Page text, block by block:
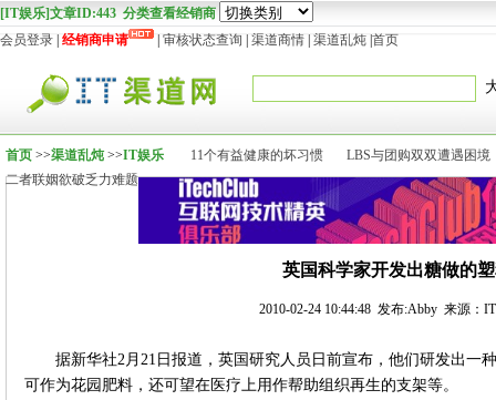
[IT娱乐]文章ID:443 分类查看经销商
会员登录 经销商申请 审核状态查询 渠道商情 渠道乱炖 首页
首页 >>渠道乱炖>>IT娱乐 11个有益健康的坏习惯
LBS与团购双双遭遇困境
二者联姻欲破乏力难题
英国科学家开发出糖做的
2010-02-24 10:44:48 发布:Abby 来源：
据新华社2月21日报道，英国研究人员日前宣布，他们研发出一
可作为花园肥料，还可望在医疗上用作帮助组织再生的支架等。